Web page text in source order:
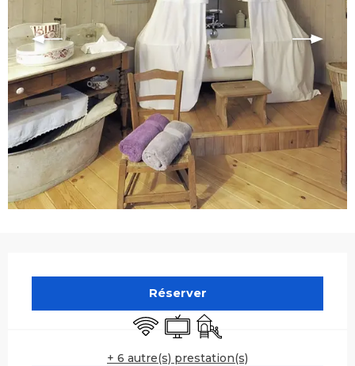
Réserver
WiFi TélévisionJeux pour enfants /
+ 6 autre(s) prestation(s)